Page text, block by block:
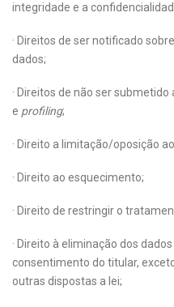
integridade e a
· Direitos de ser notificado
dados;
· Direitos de não ser
e profiling;
· Direito a limitação/oposição
· Direito ao esquecimento;
· Direito de restringir o
· Direito à eliminação dos
consentimento do titular,
outras dispostas a lei;